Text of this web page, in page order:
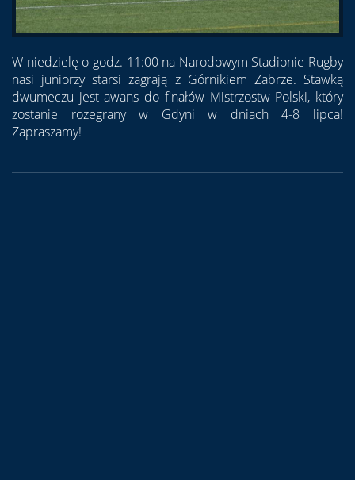
W niedzielę o godz. 11:00 na Narodowym Stadionie Rugby
nasi juniorzy starsi zagrają z Górnikiem Zabrze. Stawką
dwumeczu jest awans do finałów Mistrzostw Polski, który
zostanie rozegrany w Gdyni w dniach 4-8 lipca!
Zapraszamy!